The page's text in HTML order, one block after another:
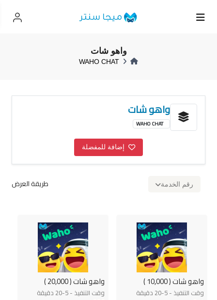
واهو شات
WAHO CHAT
واهو شات
WAHO CHAT
إضافة للمفضلة
رقم الخدمة طريقة العرض
واهو شات ( 10,000 )
وقت التنفيذ - 5-20 دقيقة
واهو شات ( 20,000 )
وقت التنفيذ - 5-20 دقيقة